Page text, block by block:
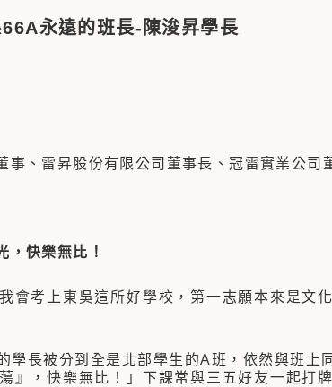
永遠的班長- 陳浚昇學長
事、 雷昇股份有限公司董事長、冠雷實業公司
，快樂無比！
考上東吳這所好學校，第一志願本來是文
長被分到全是北部學生的A班，依然與班上
』，快樂無比！」下課常與三五好友一起打